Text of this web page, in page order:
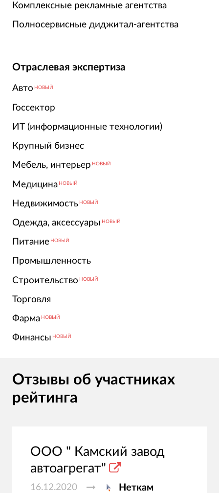
Комплексные рекламные агентства
Полносервисные диджитал-агентства
Отраслевая экспертиза
Авто НОВЫЙ
Госсектор
ИТ (информационные технологии)
Крупный бизнес
Мебель, интерьер НОВЫЙ
Медицина НОВЫЙ
Недвижимость НОВЫЙ
Одежда, аксессуары НОВЫЙ
Питание НОВЫЙ
Промышленность
Строительство НОВЫЙ
Торговля
Фарма НОВЫЙ
Финансы НОВЫЙ
Отзывы об участниках
рейтинга
ООО " Камский завод
автоагрегат"
16.12.2020 Неткам